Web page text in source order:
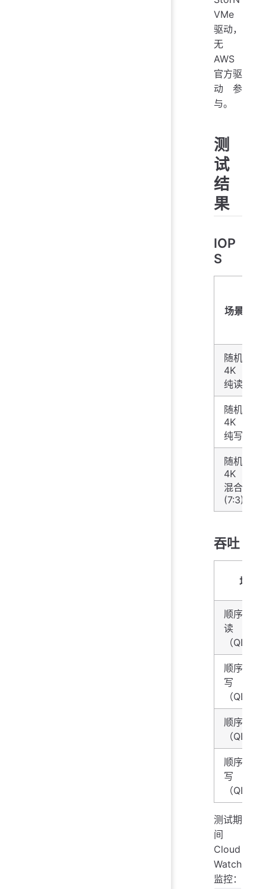
VMe
驱动，
无
AWS
官方驱
动参
与。
测
试
结
果
IOP
S
场景
随机
4K
纯读
随机
4K
纯写
随机
4K
混合
(7:3)
吞吐
场景
顺序
读
（QD=4
顺序
写
（QD=4
顺序 1M
（QD=4
顺序
写
（
测试期
间
Cloud
Watch
监控：